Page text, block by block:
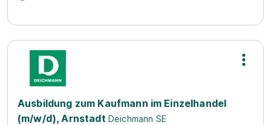
Ausbildung zum Kaufmann im Einzelhandel
(m/w/d), Arnstadt Deichmann SE